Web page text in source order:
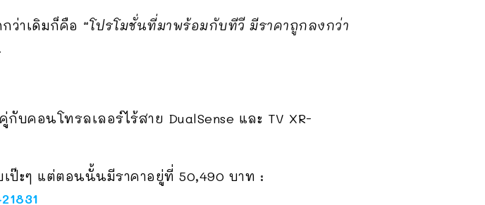
ว่าเดิมก็คือ “โปรโมชั่นที่มาพร้อมกับทีวี มีราคาถูกลงกว่า
บคอนโทรลเลอร์ไร้สาย DualSense และ TV XR-
ป๊ะๆ แต่ตอนนั้นมีราคาอยู่ที่ 50,490 บาท :